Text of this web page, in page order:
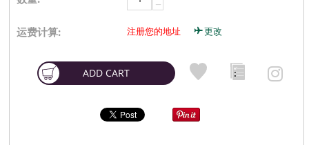
−
运费计算: 注册您的地址 更改
ADD CART